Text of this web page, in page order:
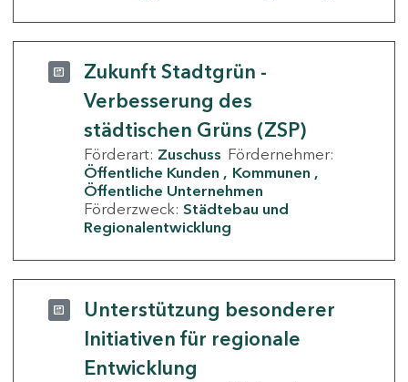
Zukunft Stadtgrün -
Verbesserung des
städtischen Grüns (ZSP)
Förderart: Zuschuss Fördernehmer:
Öffentliche Kunden
Kommunen
Öffentliche Unternehmen
Förderzweck: Städtebau und
Regionalentwicklung
Unterstützung besonderer
Initiativen für regionale
Entwicklung